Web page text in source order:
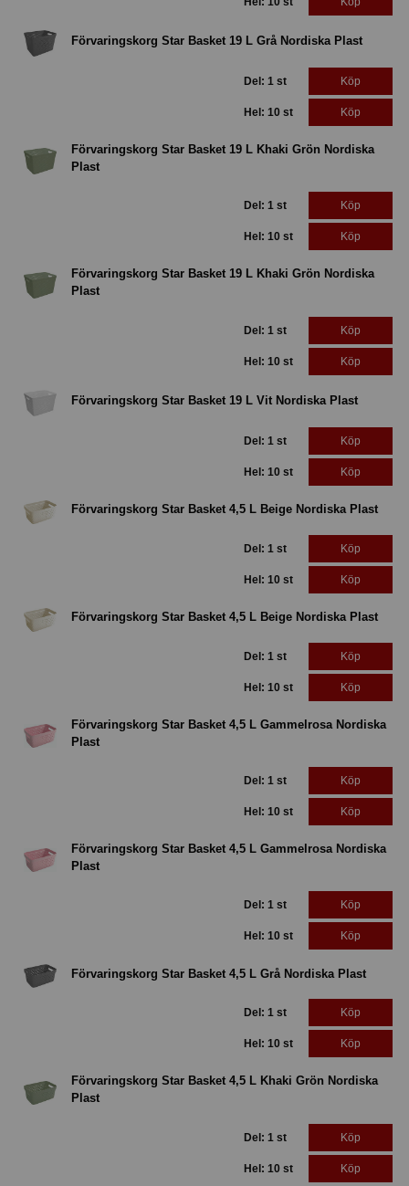
Förvaringskorg Star Basket 19 L Grå Nordiska Plast
Del: 1 st Köp
Hel: 10 st Köp
Förvaringskorg Star Basket 19 L Khaki Grön Nordiska
Plast
Del: 1 st Köp
Hel: 10 st Köp
Förvaringskorg Star Basket 19 L Khaki Grön Nordiska
Plast
Del: 1 st Köp
Hel: 10 st Köp
Förvaringskorg Star Basket 19 L Vit Nordiska Plast
Del: 1 st Köp
Hel: 10 st Köp
Förvaringskorg Star Basket 4,5 L Beige Nordiska Plast
Del: 1 st Köp
Hel: 10 st Köp
Förvaringskorg Star Basket 4,5 L Beige Nordiska Plast
Del: 1 st Köp
Hel: 10 st Köp
Förvaringskorg Star Basket 4,5 L Gammelrosa Nordiska
Plast
Del: 1 st Köp
Hel: 10 st Köp
Förvaringskorg Star Basket 4,5 L Gammelrosa Nordiska
Plast
Del: 1 st Köp
Hel: 10 st Köp
Förvaringskorg Star Basket 4,5 L Grå Nordiska Plast
Del: 1 st Köp
Hel: 10 st Köp
Förvaringskorg Star Basket 4,5 L Khaki Grön Nordiska
Plast
Del: 1 st Köp
Hel: 10 st Köp